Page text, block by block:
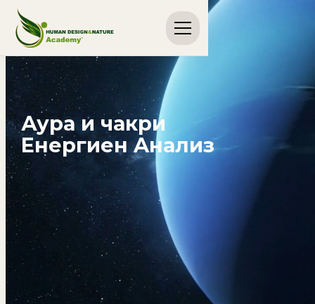
Аура и чакри
Енергиен Aнализ